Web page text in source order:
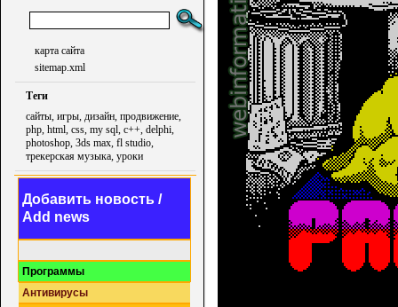
карта сайта
sitemap.xml
Теги
сайты, игры, дизайн, продвижение,
php, html, css, my sql, c++, delphi,
photoshop, 3ds max, fl studio,
трекерская музыка, уроки
Добавить новость /
Add news
Программы
Антивирусы